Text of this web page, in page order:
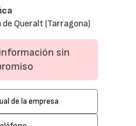
Queralt (Tarragona)
sin
de la empresa